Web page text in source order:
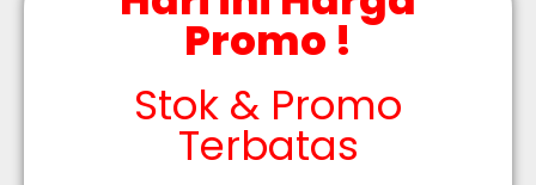
Promo !
Stok & Promo
Terbatas